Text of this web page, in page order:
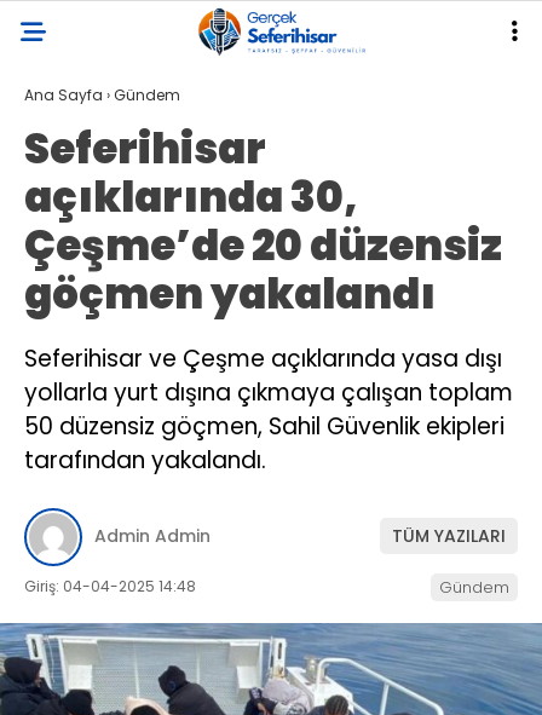
Ana Sayfa ›Gündem
Seferihisar
açıklarında 30,
Çeşme’de 20 düzensiz
göçmen yakalandı
Seferihisar ve Çeşme açıklarında yasa dışı
yollarla yurt dışına çıkmaya çalışan toplam
50 düzensiz göçmen, Sahil Güvenlik ekipleri
tarafından yakalandı.
Admin Admin TÜM YAZILARI
Giriş: 04-04-2025 14:48 Gündem